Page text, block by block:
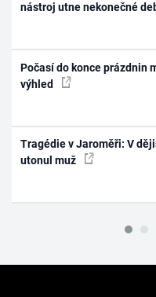
nástroj utne nekonečné
Počasí do konce prázdnin
výhled
Tragédie v Jaroměři: V
utonul muž